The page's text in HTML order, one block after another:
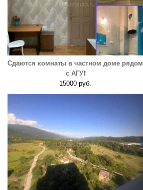
Сдаются комнаты в частном доме рядом
с АГУ❗️
15000 руб.